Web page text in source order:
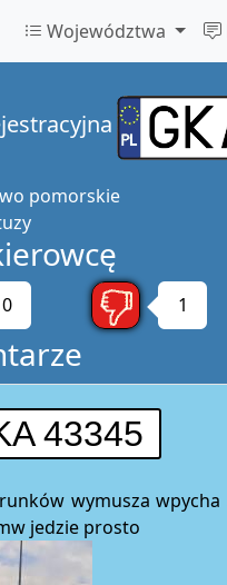
Województwa
pomorskie
0 1
43345
wymusza
jedzie prosto